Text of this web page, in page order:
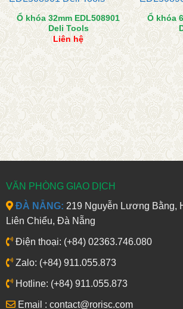
Ổ khóa 32mm EDL508901
Deli Tools
Liên hệ
Ổ khóa
VĂN PHÒNG GIAO DỊCH
ĐÀ NẴNG: 219 Nguyễn Lương Bằng,
Liên Chiểu, Đà Nẵng
Điện thoại: (+84) 02363.746.080
Zalo: (+84) 911.055.873
Hotline: (+84) 911.055.873
Email : contact@rorisc.com